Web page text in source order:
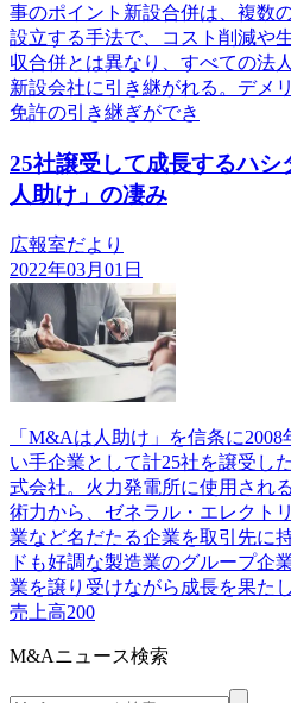
事のポイント新設合併は、複数
設立する手法で、コスト削減や
収合併とは異なり、すべての法
新設会社に引き継がれる。デメ
免許の引き継ぎができ
25社譲受して成長するハ
人助け」の凄み
広報室だより
2022年03月01日
「M&Aは人助け」を信条に
い手企業として計25社を譲受し
式会社。火力発電所に使用され
術力から、ゼネラル・エレクト
業など名だたる企業を取引先に
ドも好調な製造業のグループ企
業を譲り受けながら成長を果た
売上高200
M&Aニュース検索